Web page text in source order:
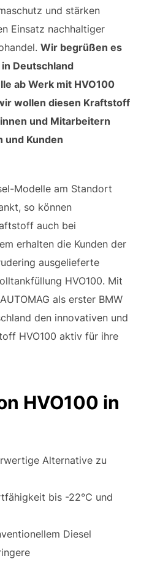
und stärken
Einsatz nachhaltiger
Wir begrüßen es
Deutschland
ab Werk mit HVO100
wollen diesen Kraftstoff
und Mitarbeitern
und Kunden
Modelle am Standort
so können
auch bei
erhalten die Kunden der
ausgelieferte
HVO100. Mit
als erster BMW
den innovativen und
HVO100 aktiv für ihre
HVO100 in
Alternative zu
bis -22°C und
Diesel